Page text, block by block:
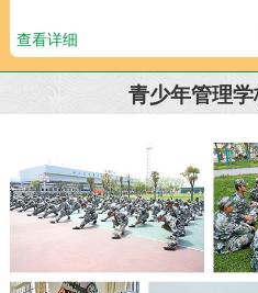
查看详细
青少年管理